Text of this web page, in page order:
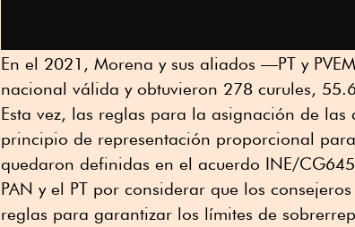
En el 2021, Morena y sus aliados —PT y
nacional válida y obtuvieron 278 curules,
Esta vez, las reglas para la asignación de las
principio de representación proporcional
quedaron definidas en el acuerdo INE/
PAN y el PT por considerar que los
reglas para garantizar los límites de